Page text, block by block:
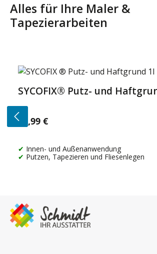
Alles für Ihre Maler &
Tapezierarbeiten
Produktgalerie überspringen
SYCOFIX® Putz- und
Regulärer Preis:
14,99 €
Innen- und Außenanwendung
Putzen, Tapezieren und Fliesenlegen